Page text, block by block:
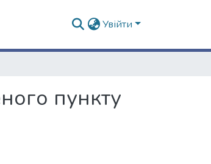
Увійти
пункту